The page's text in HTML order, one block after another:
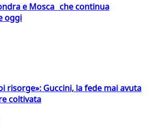
e Mosca che continua
oggi
risorge»: Guccini, la fede mai avuta
coltivata